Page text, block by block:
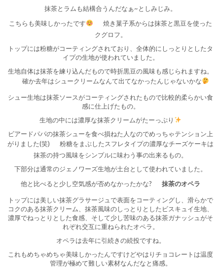
抹茶とラムも結構合うんだなぁ~としみじみ。
こちらも美味しかったです
焼き菓子系からは抹茶と黒豆を使った
クグロフ。
トップには粉糖がコーティングされており、全体的にしっとりとしたタ
イプの生地が使われていました。
生地自体は抹茶を練り込んだもので時折黒豆の風味も感じられますね。
確か去年はシュークリームなんて出てなかったんじゃないかな
シュー生地は抹茶ソースがコーティングされたもので比較的柔らかい食
感に仕上げたもの。
生地の中には濃厚な抹茶クリームがたーっぷり
ビアードパパの抹茶シューを食べ損ねた人なのでめっちゃテンション上
がりました(笑)
粉糖をまぶしたスフレタイプの濃厚なチーズケーキは
抹茶の持つ風味をシンプルに味わう事の出来るもの。
下部分は通常のジェノワーズ生地が土台として使われていました。
他と比べると少し空気感が否めなかったかな?
抹茶のオペラ
トップには美しい抹茶グラサージュで表面をコーティングし、滑らかで
コクのある抹茶クリーム、抹茶風味のしっとりとしたビスキュイ生地、
濃厚でねっとりとした食感、そして少し苦味のある抹茶ガナッシュがそ
れぞれ交互に重ねられたオペラ。
オペラは去年に引続きの続投ですね。
これもめちゃめちゃ美味しかったんですけどやはりチョコレートは温度
管理が極めて難しい素材なんだなと痛感。